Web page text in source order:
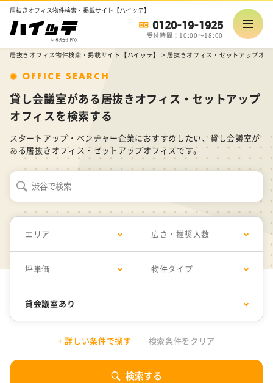
居抜きオフィス物件検索・掲載サイト【ハイッテ】
0120-19-1925
受付時間：10:00～18:00
居抜きオフィス物件検索・掲載サイト【ハイッテ】 > 居抜きオフィス・セットアップオ
OFFICE SEARCH
貸し会議室がある居抜きオフィス・セットアップ
オフィスを検索する
スタートアップ・ベンチャー企業におすすめしたい、貸し会議室が
ある居抜きオフィス・セットアップオフィスです。
エリア 広さ・推奨人数
坪単価 物件タイプ
貸会議室あり
検索する
千代田区
中央区
渋谷区
新宿区
豊島区
東京都 その他
30坪以下
31坪〜50坪
51坪〜100坪
11～30人
1万円以下
10,001円〜15,000円
15,001円〜20,000円
20,001円〜25,000円
居抜きオフィス
セットアップオフィス
SOHO
コワーキング
デザイナーズオフィス
フォンブース
+ 詳しい条件で探す 検索条件をクリア